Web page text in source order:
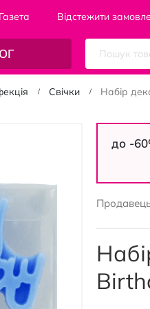
Відстежити
Свічки Набір
до -